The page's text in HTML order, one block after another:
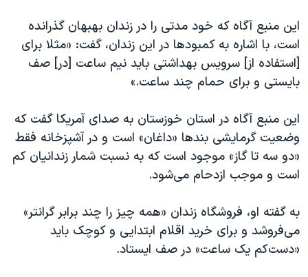
صفحه‌های ویژه
سفر پرزیدنت ترامپ به چین
این منبع آگاه که خود مدتی را در زندان بهبهان گذرانده
است، با اشاره به کمبودها در این زندان، گفت: «مثلا برای
[استفاده از] سرویس بهداشتی باید نیم ساعت [در] صف
بایستی و برای حمام چند ساعت.»
این منبع آگاه در استان خوزستان به صدای آمریکا گفت که
وضعیت گرمایشی بندها «داغان» است و در آشپزخانه فقط
«دو سه تا گاز» موجود است که به نسبت شمار زندانیان کم
است و موجب ازدحام می‌شود.
به گفته او، فروشگاه زندان «همه چیز را چند برابر گرانتر»
می‌فروشد و برای خرید اقلام ابتدایی و کوچک باید
«دست‌کم یک ساعت» در صف ایستاد.